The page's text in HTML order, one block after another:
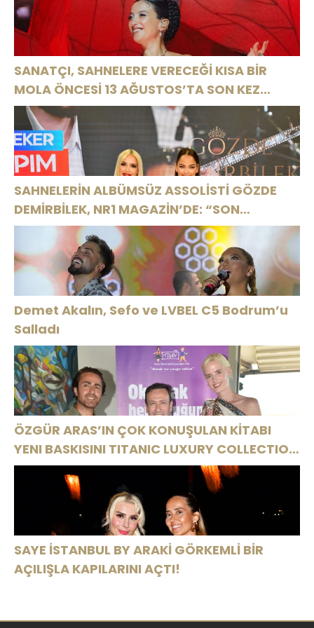
High”
SANATÇI, SAHNELERE VERECEĞİ KISA BİR
MOLA ÖNCESİ 13 AĞUSTOS’TA SON KEZ
HARBİYE’DE OLACAK!
SAHNELERİN ALBÜMSÜZ ASSOLİSTİ GÖZDE
DEMİRBİLEK, NR1 MAGAZİN’DE: “SON
ASSOLİST OLARAK VAR OLACAĞIM!”
Demet Akalın, Sefo ve LVBEL C5 Bodrum’u
Salladı
ÖZGÜR ARAS’IN ÇOK KONUŞULAN KİTABI
YENI BASKISINI TITANIC LUXURY COLLECTION
BODRUM’DA KUTLADI
SAYE İSTANBUL BY ARAKİ GÖRKEMLİ BİR
AÇILIŞLA KAPILARINI AÇTI!